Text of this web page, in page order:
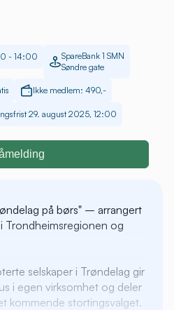
- 14:00
SpareBank 1 SMN
Søndre gate
Ikke medlem: 490,-
29. august 2025, 12:00
på børs" – arrangert
og
selskaper i Trøndelag gir
i egen virksomhet og deler
kommende stortingsvalget.